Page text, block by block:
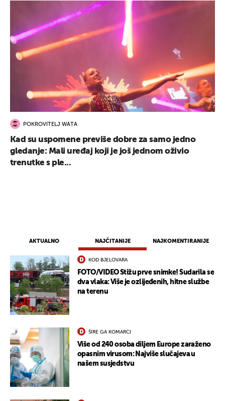
AKTUALNO NAJČITANIJE NAJKOMENTIRANIJE
KOD BJELOVARA
FOTO/VIDEO Stižu prve snimke! Sudarila se
dva vlaka: Više je ozlijeđenih, hitne službe
na terenu
ŠIRE GA KOMARCI
Više od 240 osoba diljem Europe zaraženo
opasnim virusom: Najviše slučajeva u
našem susjedstvu
POKROVITELJ WATA
Kad su uspomene previše dobre za samo jedno
gledanje: Mali uređaj koji je još jednom oživio
trenutke s ple...